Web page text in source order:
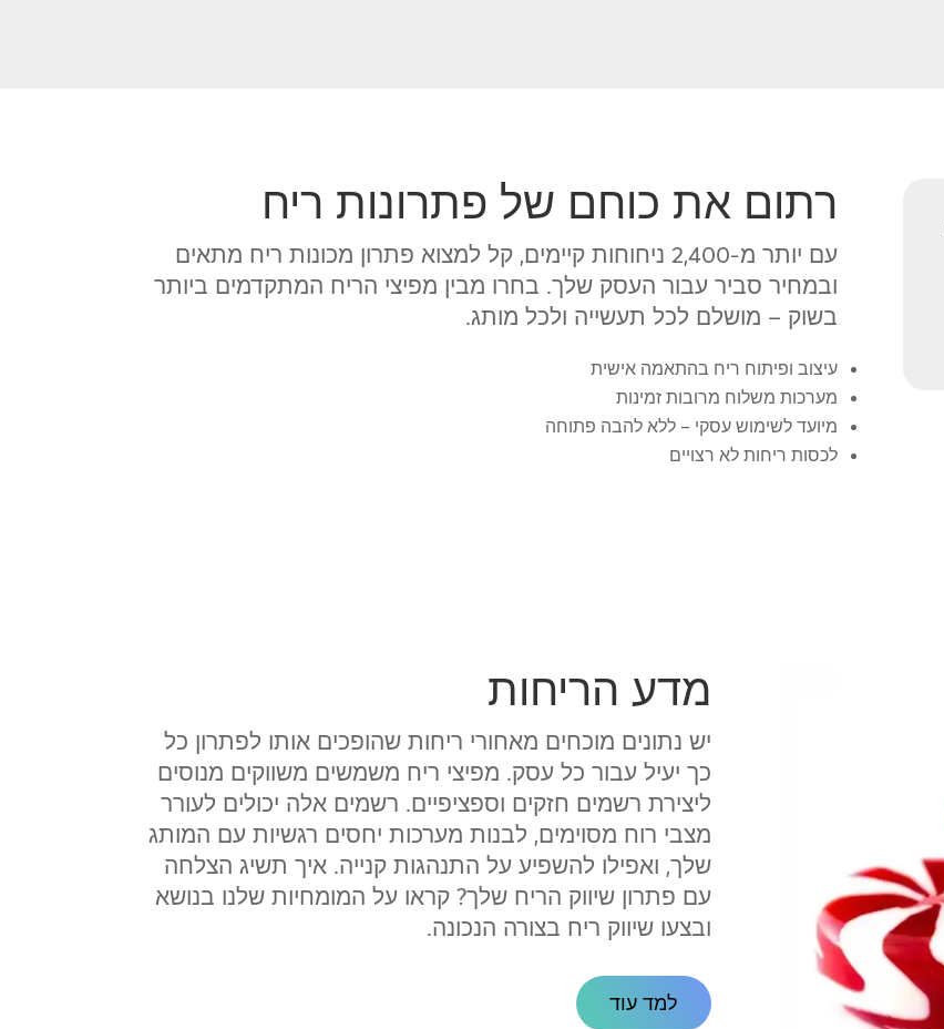
רתום את כוחם של פתרונות ריח
עם יותר מ-2,400 ניחוחות קיימים, קל למצוא פתרון מכונות ריח מתאים
ובמחיר סביר עבור העסק שלך. בחרו מבין מפיצי הריח המתקדמים ביותר
בשוק – מושלם לכל תעשייה ולכל מותג.
עיצוב ופיתוח ריח בהתאמה אישית
מערכות משלוח מרובות זמינות
מיועד לשימוש עסקי – ללא להבה פתוחה
לכסות ריחות לא רצויים
מדע הריחות
יש נתונים מוכחים מאחורי ריחות שהופכים אותו לפתרון כל
כך יעיל עבור כל עסק. מפיצי ריח משמשים משווקים מנוסים
ליצירת רשמים חזקים וספציפיים. רשמים אלה יכולים לעורר
מצבי רוח מסוימים, לבנות מערכות יחסים רגשיות עם המותג
שלך, ואפילו להשפיע על התנהגות קנייה. איך תשיג הצלחה
עם פתרון שיווק הריח שלך? קראו על המומחיות שלנו בנושא
ובצעו שיווק ריח בצורה הנכונה.
למד עוד